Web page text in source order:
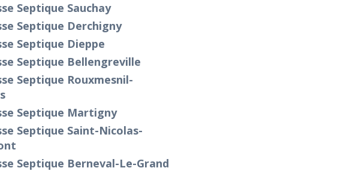
Septique Sauchay
Septique Derchigny
Septique Dieppe
Septique Bellengreville
Septique Rouxmesnil-
Septique Martigny
Septique Saint-Nicolas-
Septique Berneval-Le-Grand